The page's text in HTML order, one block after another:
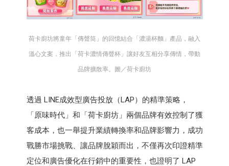
荷卡廚坊將童年「傳聲筒」的回憶結合「濃湯杯麵」產品，融入
溫心文案，推出「荷卡濃情傳聲杯」讓好友互相分享傳情，帶動
品牌擴散率。圖／荷卡廚坊
透過 LINE成效型廣告投放（LAP）的精準策略，
「原味時代」和「荷卡廚坊」兩個品牌有效控制了獲
客成本，也一舉提升業績轉換率和品牌影響力，成功
戰勝市場挑戰、讓品牌脫穎而出，不僅再次印證精準
定位和廣告優化在行銷中的重要性，也證明了 LAP